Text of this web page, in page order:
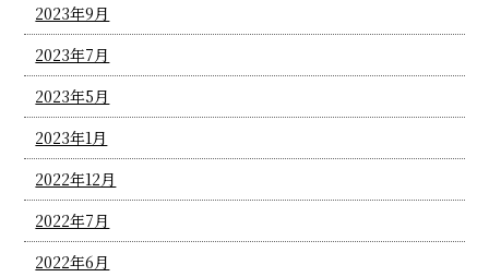
2023年9月
2023年7月
2023年5月
2023年1月
2022年12月
2022年7月
2022年6月